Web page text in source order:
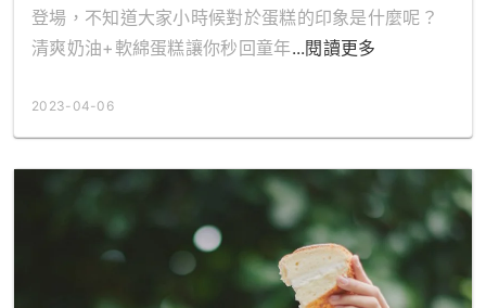
登場，不知道大家小時候對於蛋糕的印象是什麼呢？
清爽奶油+軟綿蛋糕讓你秒回童年...閱讀更多
2023-04-06